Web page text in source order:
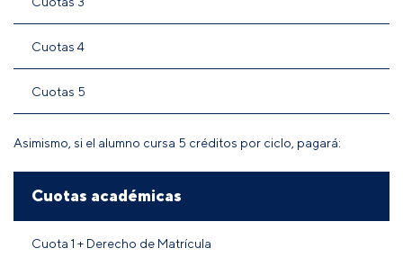
Cuotas 4
Cuotas 5
Asimismo, si el alumno cursa 5 créditos por ciclo, pagará:
Cuotas académicas
Cuota 1 + Derecho de Matrícula